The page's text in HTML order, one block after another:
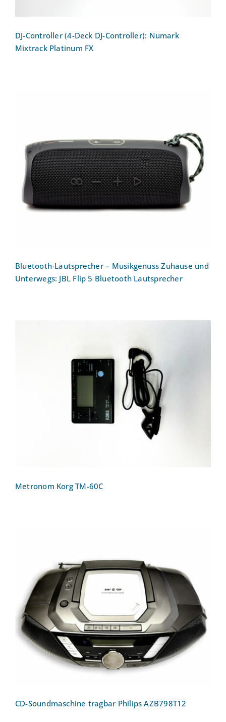
DJ-Controller (4-Deck DJ-Controller): Numark
Mixtrack Platinum FX
Bluetooth-Lautsprecher – Musikgenuss
Zuhause und Unterwegs: JBL Flip 5
Bluetooth Lautsprecher
Bluetooth-Lautsprecher – Musikgenuss Zuhause und
Unterwegs: JBL Flip 5 Bluetooth Lautsprecher
Metronom Korg TM-60C
Metronom Korg TM-60C
CD-Soundmaschine tragbar Philips
AZB798T12
CD-Soundmaschine tragbar Philips AZB798T12